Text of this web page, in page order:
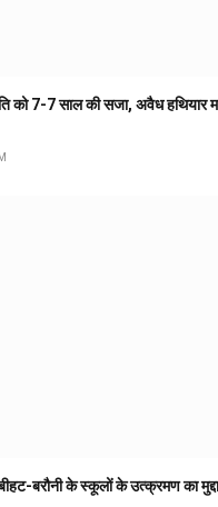
को 7-7 साल की सजा, अवैध हथियार
बरौनी के स्कूलों के उत्क्रमण का